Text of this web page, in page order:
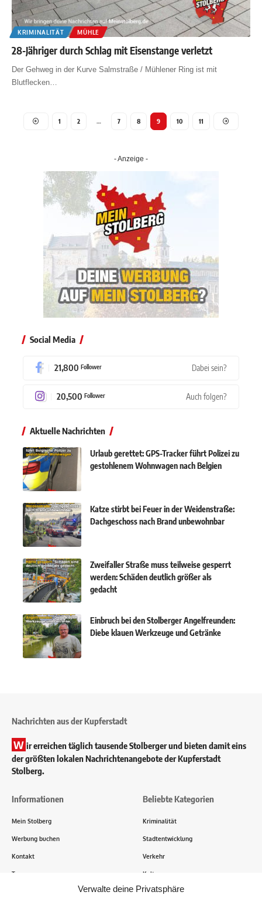
Verwalte deine Privatsphäre
KRIMINALITÄT MÜHLE
28-Jähriger durch Schlag mit Eisenstange verletzt
Der Gehweg in der Kurve Salmstraße / Mühlener Ring ist mit
Blutflecken
1 2 … 7 8 9 10 11
- Anzeige -
Social Media
21,800 Follower Dabei sein?
20,500 Follower Auch folgen?
Aktuelle Nachrichten
Urlaub gerettet: GPS-Tracker führt Polizei zu
gestohlenem Wohnwagen nach Belgien
Katze stirbt bei Feuer in der Weidenstraße:
Dachgeschoss nach Brand unbewohnbar
Zweifaller Straße muss teilweise gesperrt
werden: Schäden deutlich größer als
gedacht
Einbruch bei den Stolberger Angelfreunden:
Diebe klauen Werkzeuge und Getränke
Nachrichten aus der Kupferstadt
W ir erreichen täglich tausende Stolberger und bieten damit eins
der größten lokalen Nachrichtenangebote der Kupferstadt
Stolberg.
Informationen
Mein Stolberg
Werbung buchen
Kontakt
Transparenz
Beliebte Kategorien
Kriminalität
Stadtentwicklung
Verkehr
Kultur